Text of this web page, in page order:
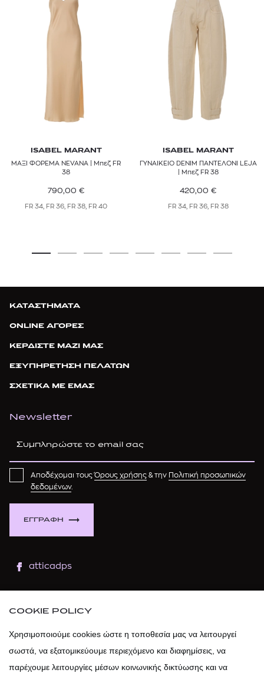
ISABEL MARANT
ΜΑΞΙ ΦΟΡΕΜΑ NEVANA | Μπεζ FR
38
790,00 €
FR 34, FR 36, FR 38, FR 40
ISABEL MARANT
ΓΥΝΑΙΚΕΙΟ DENIM ΠΑΝΤΕΛΟΝΙ LEJA
| Μπεζ FR 38
420,00 €
FR 34, FR 36, FR 38
ΚΑΤΑΣΤΗΜΑΤΑ
ONLINE ΑΓΟΡΕΣ
ΚΕΡΔΙΣΤΕ ΜΑΖΙ ΜΑΣ
ΕΞΥΠΗΡΕΤΗΣΗ ΠΕΛΑΤΩΝ
ΣΧΕΤΙΚΑ ΜΕ ΕΜΑΣ
Newsletter
ΕΓΓΡΑΦΗ
Αποδέχομαι τουςΌρους χρήσης & την
Πολιτική προσωπικών
δεδομένων.
atticadps
atticadps
COOKIE POLICY
Χρησιμοποιούμε cookies ώστε η τοποθεσία μας να λειτουργεί
σωστά, να εξατομικεύουμε περιεχόμενο και διαφημίσεις, να
παρέχουμε λειτουργίες μέσων κοινωνικής δικτύωσης και να